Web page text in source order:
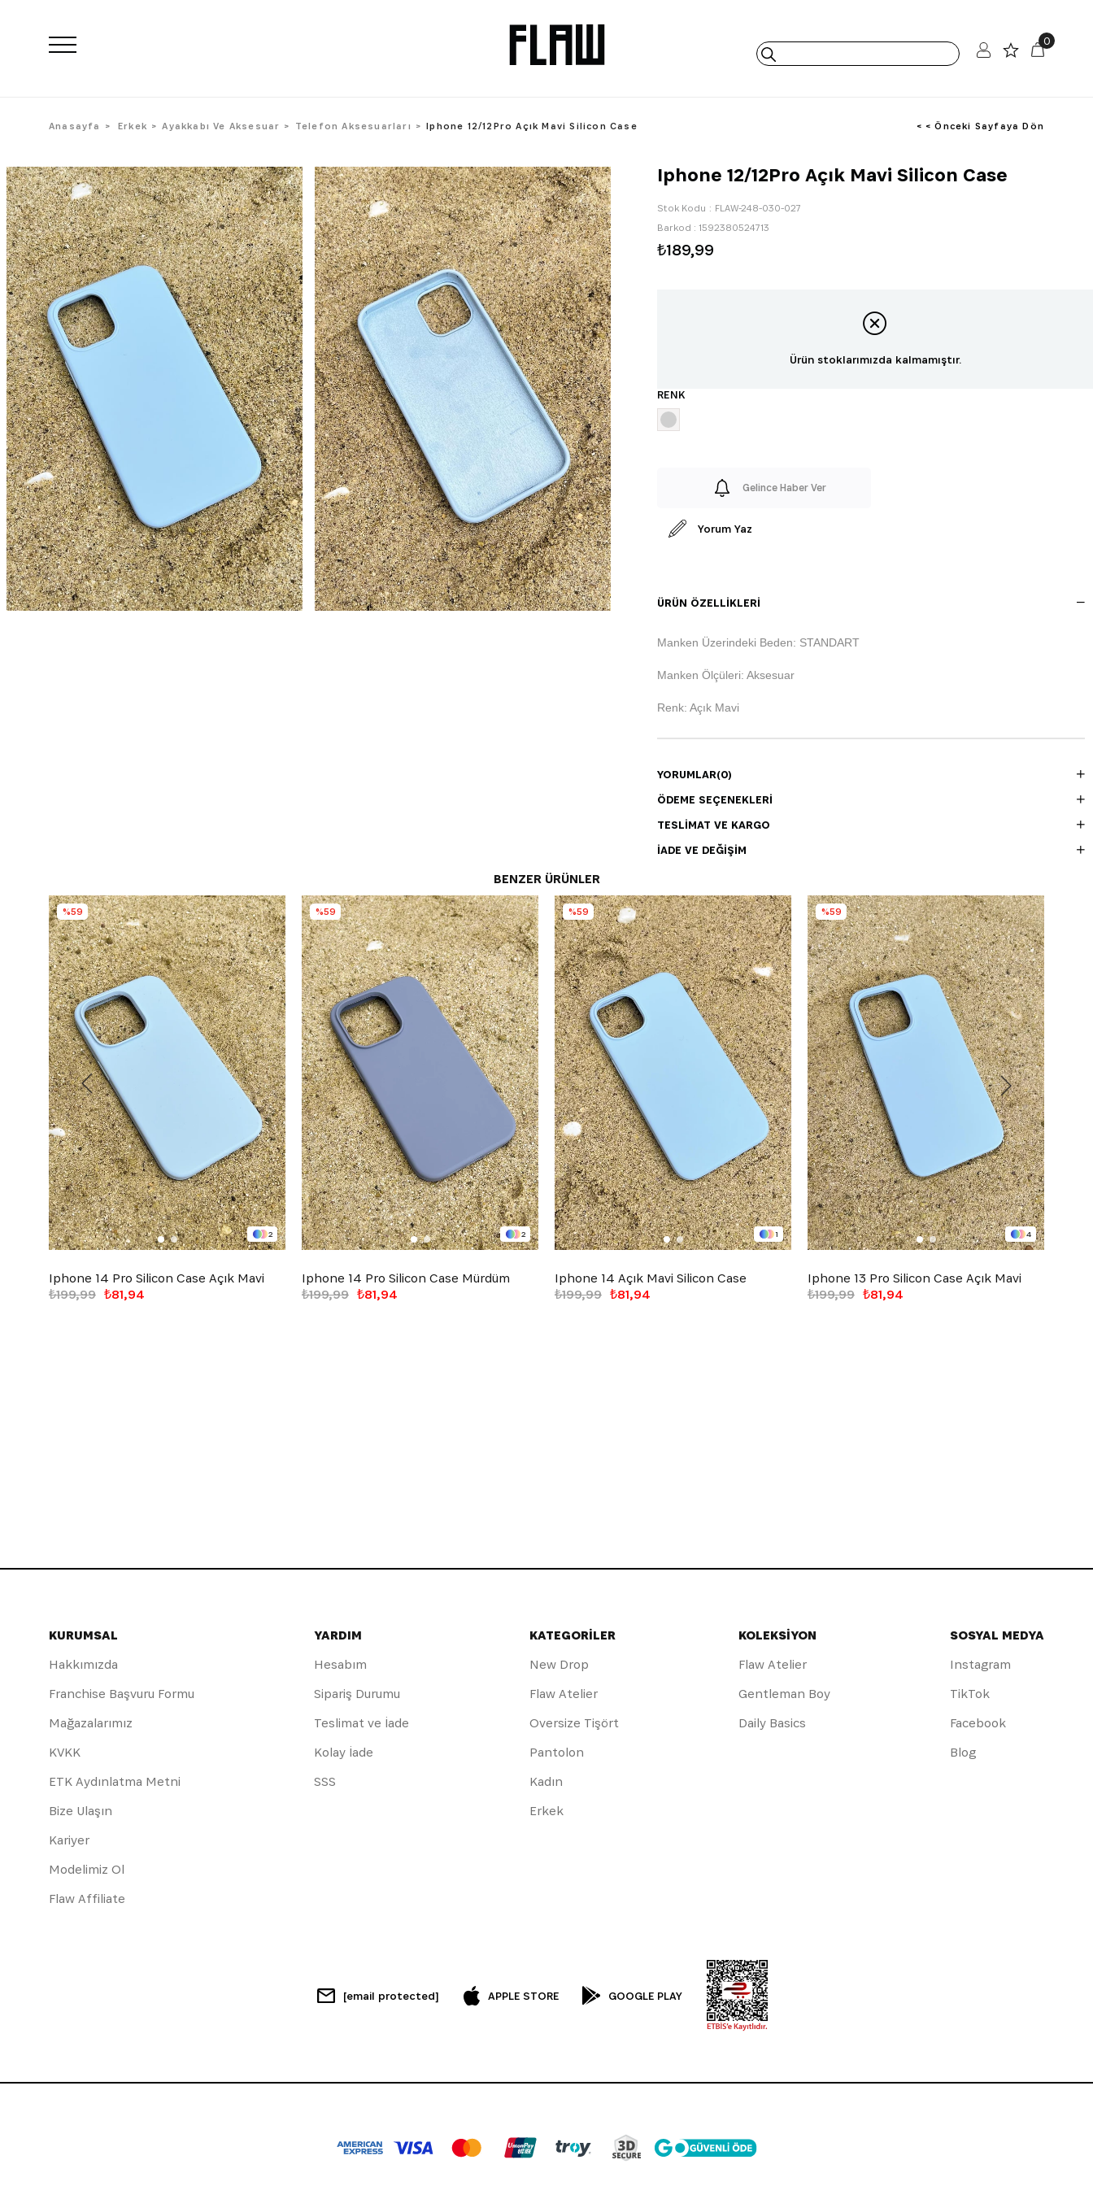
0
Anasayfa Erkek Ayakkabı Ve Aksesuar Telefon Aksesuarları Iphone 12/12Pro Açık Mavi Silicon Case < < Önceki Sayfaya Dön
Iphone 12/12Pro Açık Mavi Silicon Case
Stok Kodu
FLAW-248-030-027
Barkod : 1592380524713
₺189,99
Ürün stoklarımızda kalmamıştır.
RENK
Gelince Haber Ver
Yorum Yaz
ÜRÜN ÖZELLIKLERI
Manken Üzerindeki Beden: STANDART
Manken Ölçüleri: Aksesuar
Renk: Açık Mavi
YORUMLAR(0)
ÖDEME SEÇENEKLERI
TESLIMAT VE KARGO
İADE VE DEĞIŞIM
BENZER ÜRÜNLER
2
Iphone 14 Pro Silicon Case Açık Mavi
₺81,94
₺199,99
%59
2
Iphone 14 Pro Silicon Case Mürdüm
₺81,94
₺199,99
%59
1
Iphone 14 Açık Mavi Silicon Case
₺81,94
₺199,99
%59
4
Iphone 13 Pro Silicon Case Açık Mavi
₺81,94
₺199,99
%59
KURUMSAL
Hakkımızda
Franchise Başvuru Formu
Mağazalarımız
KVKK
ETK Aydınlatma Metni
Bize Ulaşın
Kariyer
Modelimiz Ol
Flaw Affiliate
YARDIM
Hesabım
Sipariş Durumu
Teslimat ve İade
Kolay İade
SSS
KATEGORİLER
New Drop
Flaw Atelier
Oversize Tişört
Pantolon
Kadın
Erkek
KOLEKSİYON
Flaw Atelier
Gentleman Boy
Daily Basics
SOSYAL MEDYA
Instagram
TikTok
Facebook
Blog
[email protected] APPLE STORE GOOGLE PLAY